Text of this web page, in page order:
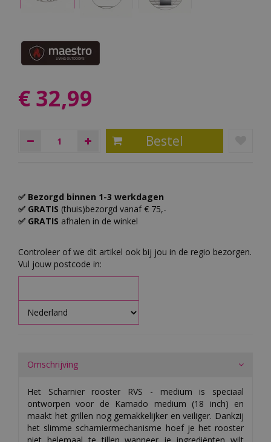
€ 32,99
✅ Bezorgd binnen 1-3 werkdagen
✅ GRATIS (thuis)bezorgd vanaf € 75,-
✅ GRATIS afhalen in de winkel
Controleer of we dit artikel ook bij jou in de regio bezorgen.
Vul jouw postcode in:
Omschrijving
Het Scharnier rooster RVS - medium is speciaal
ontworpen voor de Kamado medium (18 inch) en
maakt het grillen nog gemakkelijker en veiliger. Dankzij
het slimme scharniermechanisme hoef je het rooster